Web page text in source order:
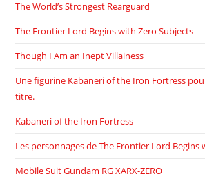
The World’s Strongest Rearguard
The Frontier Lord Begins with Zero Subjects
Though I Am an Inept Villainess
Une figurine Kabaneri of the Iron Fortress
titre.
Kabaneri of the Iron Fortress
Les personnages de The Frontier Lord Begins
Mobile Suit Gundam RG XARX-ZERO